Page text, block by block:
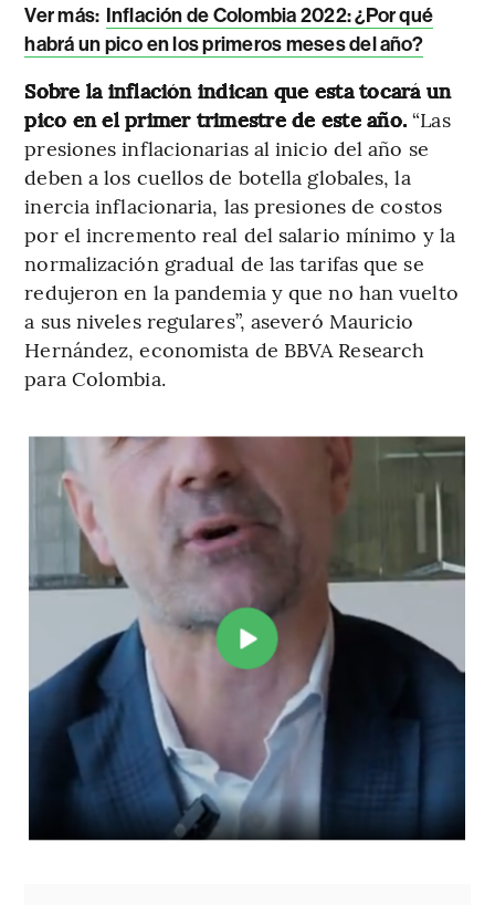
Ver más: Inflación de Colombia 2022: ¿Por qué
habrá un pico en los primeros meses del año?
Sobre la inflación indican que esta tocará un
pico en el primer trimestre de este año.“Las
presiones inflacionarias al inicio del año se
deben a los cuellos de botella globales, la
inercia inflacionaria, las presiones de costos
por el incremento real del salario mínimo y la
normalización gradual de las tarifas que se
redujeron en la pandemia y que no han vuelto
a sus niveles regulares”, aseveró Mauricio
Hernández, economista de BBVA Research
para Colombia.